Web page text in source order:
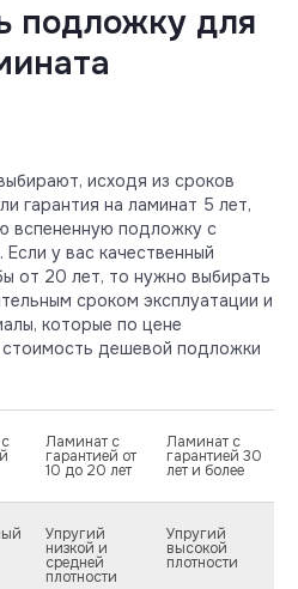
подложку для
исходя из сроков
гарантия на ламинат 5 лет,
вспененную подложку с
у вас качественный
от 20 лет, то нужно выбирать
сроком эксплуатации и
которые по цене
дешевой подложки
Ламинат с
гарантией от
10 до 20 лет
Ламинат с
гарантией 30
лет и более
Упругий
низкой и
средней
плотности
Упругий
высокой
плотности